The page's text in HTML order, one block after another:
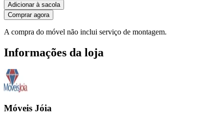
Adicionar à sacola
Comprar agora
A compra do móvel não inclui serviço de montagem.
Informações da loja
Móveis Jóia